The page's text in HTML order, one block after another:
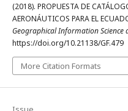
(2018). PROPUESTA DE
AERONÁUTICOS PARA EL
Geographical Information Science
https://doi.org/10.21138/GF.479
More Citation Formats